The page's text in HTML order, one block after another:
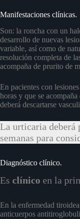
Manifestaciones clínicas.
Son: la roncha con un
desarrollo de nuevas
variable, así como de
resolución completa de
acompaña de prurito de
En pacientes con
horas y que se
deberá descartarse
La urticaria deberá
semanas para
Diagnóstico clínico.
Es clínico en la
En la enfermedad
anticuerpos